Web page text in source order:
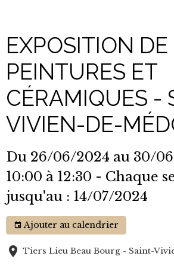
EXPOSITION DE
PEINTURES ET
CÉRAMIQUES -
VIVIEN-DE-
Du 26/06/2024 au 30/
10:00 à 12:30 - Chaque
jusqu'au : 14/07/2024
Ajouter au calendrier
Tiers Lieu Beau Bourg - Saint-